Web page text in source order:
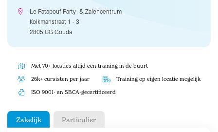
Le Patapouf Party- & Zalencentrum
Kolkmanstraat 1 - 3
2805 CG Gouda
Met 70+ locaties altijd een training in de buurt
26k+ cursisten per jaar Training op eigen locatie mogelijk
ISO 9001- en SBCA-gecertificeerd
Zakelijk Particulier